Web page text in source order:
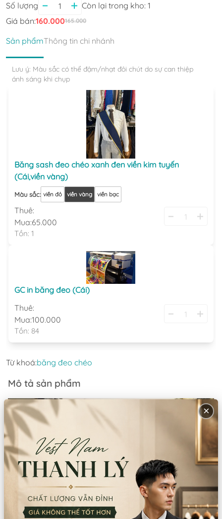
Số lượng Còn lại trong kho: 1
Giá bán:160.000165.000
Sản phẩmThông tin chi nhánh
Lưu ý: Màu sắc có thể đậm/nhạt đôi chút do sự can thiệp
ánh sáng khi chụp
Băng sash đeo chéo xanh đen viền kim tuyến
(Cái,viền vàng)
Màu sắc: viền đỏ viền vàng viền bạc
Thuê:
Mua:65.000
Tồn: 1
GC in băng đeo (Cái)
Thuê:
Mua:100.000
Tồn: 84
Từ khoá:băng đeo chéo
Mô tả sản phẩm
×